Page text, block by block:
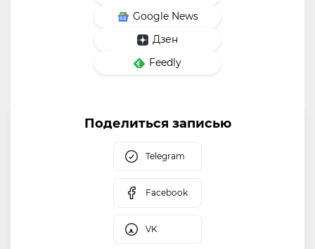
Google News
Дзен
Feedly
Поделиться записью
Telegram
Facebook
VK